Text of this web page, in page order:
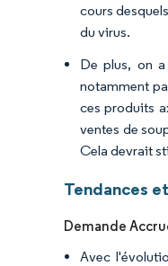
cours
du virus.
De plus, on
notamment
ces produits
ventes de
Cela devrait
Tendances
Demande
Avec